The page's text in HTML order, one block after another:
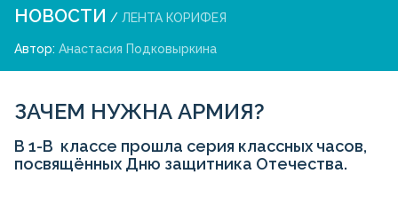
НОВОСТИ / ЛЕНТА КОРИФЕЯ
Автор: Анастасия Подковыркина
ЗАЧЕМ НУЖНА АРМИЯ?
В 1-В классе прошла серия классных часов,
посвящённых Дню защитника Отечества.